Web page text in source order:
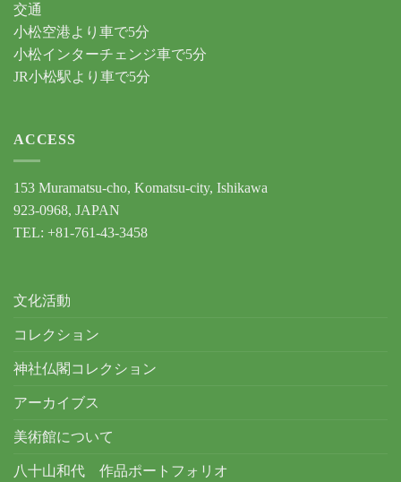
交通
小松空港より車で5分
小松インターチェンジ車で5分
JR小松駅より車で5分
ACCESS
153 Muramatsu-cho, Komatsu-city, Ishikawa
923-0968, JAPAN
TEL: +81-761-43-3458
文化活動
コレクション
神社仏閣コレクション
アーカイブス
美術館について
八十山和代 作品ポートフォリオ